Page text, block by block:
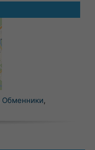
Обменники,